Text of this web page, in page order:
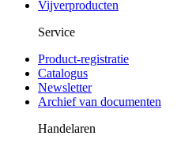
Vijverproducten
Service
Product-registratie
Catalogus
Newsletter
Archief van documenten
Handelaren